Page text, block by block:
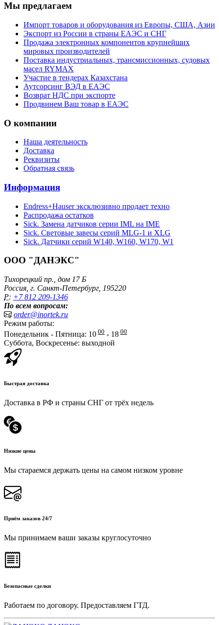
Мы предлагаем
Импорт товаров и оборудования из Европы, США, Азии
Экспорт из России в страны ЕАЭС и СНГ
Продажа электронных компонентов крупнейших
мировых производителей
Поставка индустриальных, трансмиссионных, судовых
масел RYMAX
Участие в тендерах Казахстана
Аутсорсинг ВЭД в ЕАЭС
Возврат НДС при экспорте
Продвинем Ваш товар в ЕАЭС
О компании
Наша деятельность
Доставка
Реквизиты
Обратная связь
Информация
Endress+Hauser эксклюзивно продает техно
Распродажа остатков
Sick. Замена датчиков серии IML на IME
Sick. Световые завесы серий MLG-1 и XLG
Sick. Датчики серий W140, W160, W170, W1
ООО "ДАНЭКС"
Тихорецкий пр., дом 17 Б
Россия, г. Санкт-Петербург, 195220
P: +7 812 209-1346
По всем вопросам:
order@inortek.ru
Режим работы:
Понедельник - Пятница: 10 00 - 18 00
Суббота, Воскресенье: выходной
Быстрая доставка
Доставка в РФ и страны СНГ от трёх недель
Низкие цены
Мы стараемся держать цены на самом низком уровне
Приём заказов 24/7
Мы принимаем ваши заказы круглосуточно
Безопасные сделки
Работаем по договору. Предоставляем ГТД.